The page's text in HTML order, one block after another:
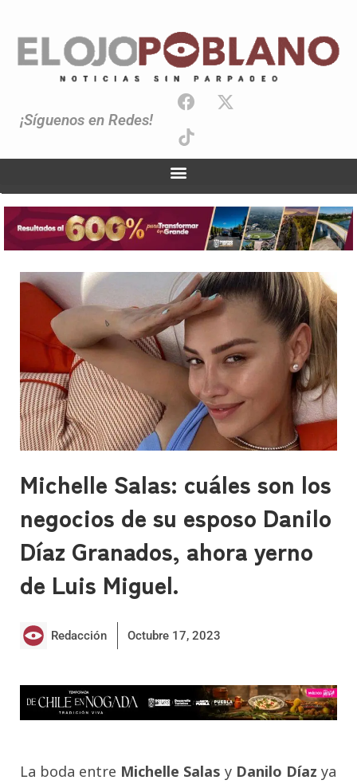
¡Síguenos en Redes!
Michelle Salas: cuáles son los
negocios de su esposo Danilo
Díaz Granados, ahora yerno
de Luis Miguel.
Redacción Octubre 17, 2023
La boda entre Michelle Salas y Danilo Díaz ya